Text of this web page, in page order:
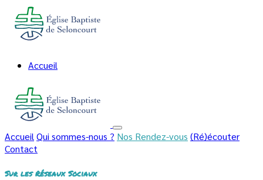
Accueil
Accueil Qui sommes-nous ? Nos Rendez-vous (Ré)écouter
Contact
Sur les Réseaux Sociaux